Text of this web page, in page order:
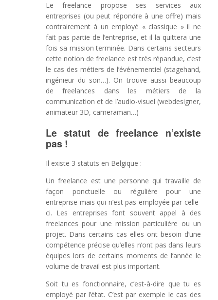
Le freelance propose ses services aux
entreprises (ou peut répondre à une offre) mais
contrairement à un employé « classique » il ne
fait pas partie de l’entreprise, et il la quittera une
fois sa mission terminée. Dans certains secteurs
cette notion de freelance est très répandue, c’est
le cas des métiers de l’événementiel (stagehand,
ingénieur du son…). On trouve aussi beaucoup
de freelances dans les métiers de la
communication et de l’audio-visuel (webdesigner,
animateur 3D, cameraman…)
Le statut de freelance n’existe
pas !
Il existe 3 statuts en Belgique :
Un freelance est une personne qui travaille de
façon ponctuelle ou régulière pour une
entreprise mais qui n’est pas employée par celle-
ci. Les entreprises font souvent appel à des
freelances pour une mission particulière ou un
projet. Dans certains cas elles ont besoin d’une
compétence précise qu’elles n’ont pas dans leurs
équipes lors de certains moments de l’année le
volume de travail est plus important.
Soit tu es fonctionnaire, c’est-à-dire que tu es
employé par l’état. C’est par exemple le cas des